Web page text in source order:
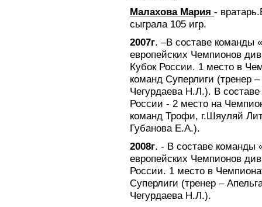
Малахова Мария -
сыграла 105 игр.
2007г. –В составе команды
европейских Чемпионов
Кубок России. 1 место в
команд Суперлиги (тренер
Чегурдаева Н.Л.). В
России - 2 место на
команд Трофи, г.Шяуляй
Губанова Е.А.).
2008г. - В составе команды
европейских Чемпионов
России. 1 место в
Суперлиги (тренер –
Чегурдаева Н.Л.).